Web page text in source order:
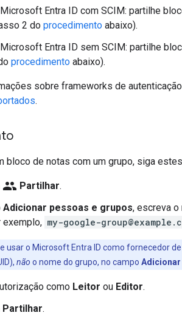
Entra ID com SCIM: partilhe
2 do procedimento abaixo).
Entra ID sem SCIM: partilhe
procedimento abaixo).
sobre frameworks de
.
bloco de notas com um grupo, siga
group Partilhar.
Adicionar pessoas e grupos, escreva o
exemplo, my-google-
usar o Microsoft Entra ID como fornecedor
não o nome do grupo, no campo Adicionar
como Leitor ou Editor.
Partilhar.